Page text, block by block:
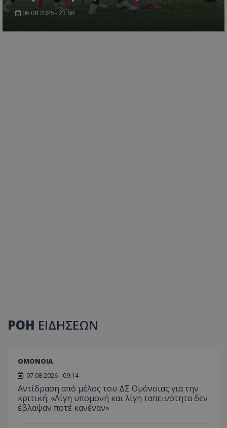
06.08.2026 - 23:58
ΡΟΗ ΕΙΔΗΣΕΩΝ
ΟΜΟΝΟΙΑ
07.08.2026 - 09:14
Αντίδραση από μέλος του ΔΣ Ομόνοιας για την
κριτική: «Λίγη υπομονή και λίγη ταπεινότητα δεν
έβλαψαν ποτέ κανέναν»